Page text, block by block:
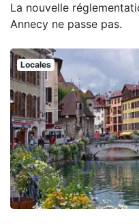
La nouvelle
Annecy ne passe pas.
Locales